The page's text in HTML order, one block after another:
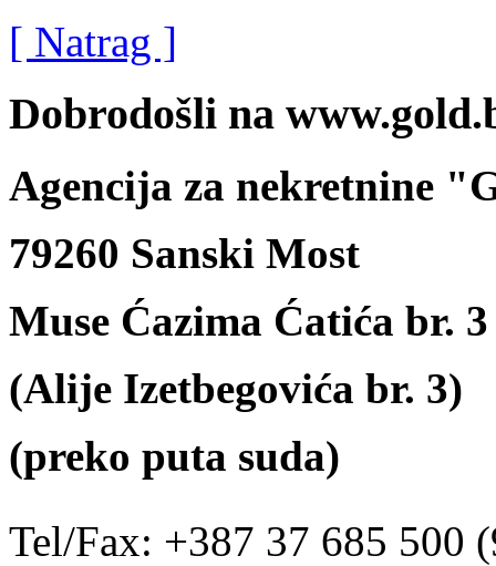
[ Natrag ]
Dobrodošli na
Agencija za nekretnine
79260 Sanski Most
Muse Ćazima Ćatića br. 3
(Alije Izetbegovića br. 3)
(preko puta suda)
Tel/Fax: +387 37 685 500